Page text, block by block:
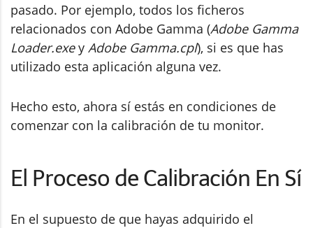
pasado. Por ejemplo, todos los ficheros
relacionados con Adobe Gamma (Adobe Gamma
Loader.exey Adobe Gamma.cpl), si es que has
utilizado esta aplicación alguna vez.
Hecho esto, ahora sí estás en condiciones de
comenzar con la calibración de tu monitor.
El Proceso de Calibración En Sí
En el supuesto de que hayas adquirido el